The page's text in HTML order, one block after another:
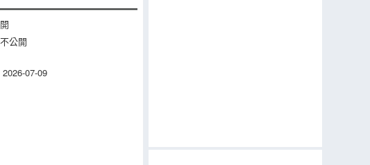
不公開
2026-07-09